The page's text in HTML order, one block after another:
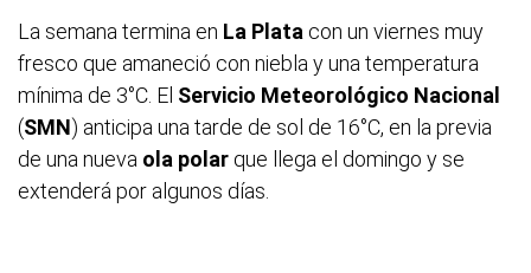
La semana termina en La Plata con un viernes muy
fresco que amaneció con niebla y una temperatura
mínima de 3°C. El Servicio Meteorológico Nacional
(SMN) anticipa una tarde de sol de 16°C, en la previa
de una nueva ola polar que llega el domingo y se
extenderá por algunos días.